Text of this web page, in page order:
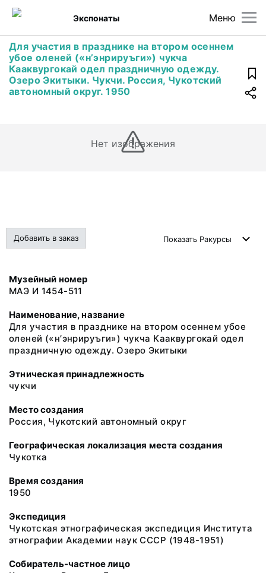
Меню
Экспонаты
Для участия в празднике на втором осеннем
убое оленей («н’энрируъги») чукча
Кааквургокай одел праздничную одежду.
Озеро Экитыки. Чукчи. Россия, Чукотский
автономный округ. 1950
Нет изображения
Добавить в заказ Показать Ракурсы
Музейный номер
МАЭ И 1454-511
Наименование, название
Для участия в празднике на втором осеннем убое
оленей («н’энрируъги») чукча Кааквургокай одел
праздничную одежду. Озеро Экитыки
Этническая принадлежность
чукчи
Место создания
Россия, Чукотский автономный округ
Географическая локализация места создания
Чукотка
Время создания
1950
Экспедиция
Чукотская этнографическая экспедиция Института
этнографии Академии наук СССР (1948-1951)
Собиратель-частное лицо